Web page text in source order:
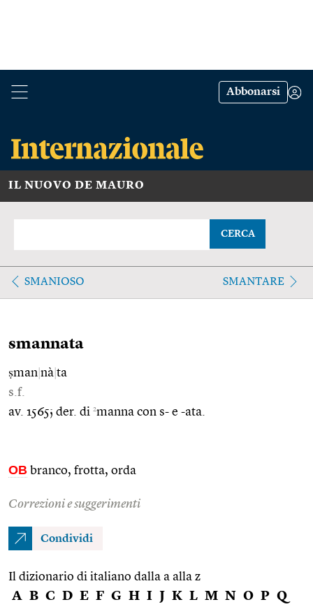
Abbonarsi
IL NUOVO DE MAURO
CERCA
SMANIOSO SMANTARE
smannata
ṣman nà ta
s.f.
av. 1565; der. di 2manna con s- e -ata.
OB branco, frotta, orda
Correzioni e suggerimenti
Condividi
Il dizionario di italiano dalla a alla z
A B C D E F G H I J K L M N O P Q